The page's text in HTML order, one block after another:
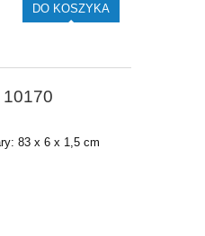
DO KOSZYKA
83 x 6 x 1,5 cm